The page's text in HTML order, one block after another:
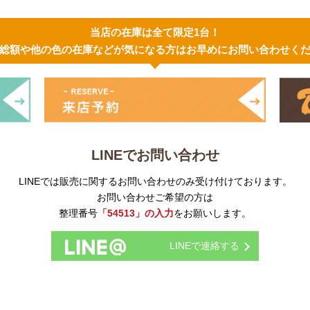
当店の在庫は全て限定1台！
額や他の色の在庫などが気になる方はお早めにお問い合わせく
LINEでお問い合わせ
LINEでは販売に関するお問い合わせのみ受け付けております。
お問い合わせご希望の方は
整理番号 「54513」の入力をお願いします。
LINEで連絡する